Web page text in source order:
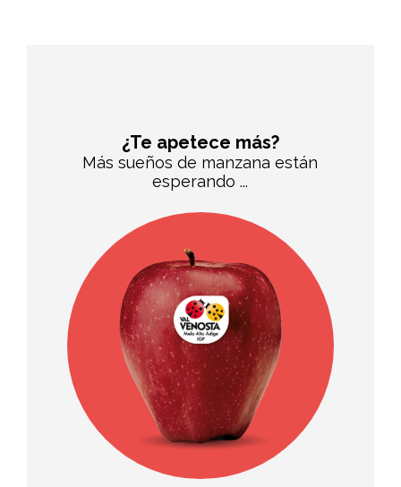
¿Te apetece más?
Más sueños de manzana están
esperando ...